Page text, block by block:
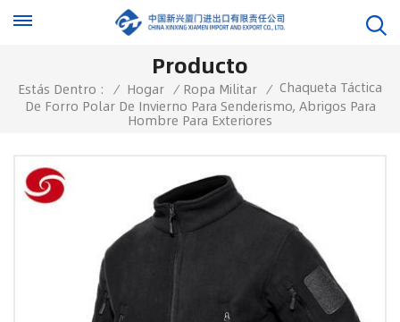
Producto
Estás Dentro : / Hogar / Ropa Militar / Chaqueta Táctica
De Forro Polar De Invierno Para Senderismo, Abrigos Para
Hombre Para Exteriores